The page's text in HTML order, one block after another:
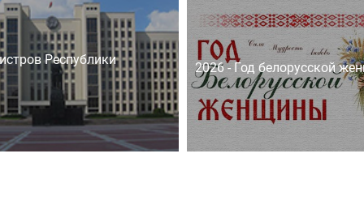
Республики
2026 - Год белорусской